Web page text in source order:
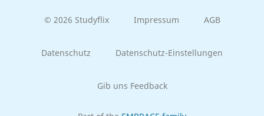
© 2026 Studyflix Impressum AGB
Datenschutz Datenschutz-Einstellungen
Gib uns Feedback